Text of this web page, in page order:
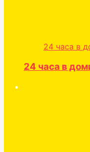
24 часа в
24 часа в